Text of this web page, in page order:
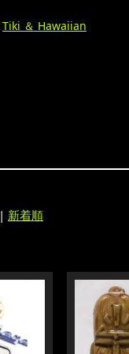
Tiki ＆ Hawaiian
| 新着順